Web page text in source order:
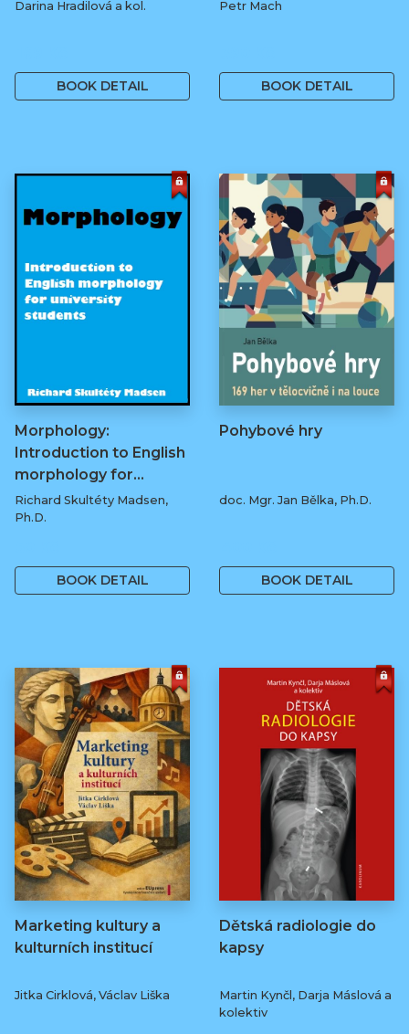
Darina Hradilová a kol.
BOOK DETAIL
Petr Mach
BOOK DETAIL
Morphology:
Introduction to English
morphology for…
Richard Skultéty Madsen,
Ph.D.
BOOK DETAIL
Pohybové hry
doc. Mgr. Jan Bělka, Ph.D.
BOOK DETAIL
Marketing kultury a
kulturních institucí
Jitka Cirklová, Václav Liška
Dětská radiologie do
kapsy
Martin Kynčl, Darja Máslová a
kolektiv